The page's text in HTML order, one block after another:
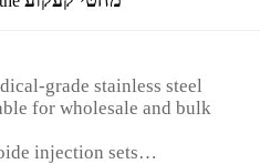
grade stainless steel
for wholesale and bulk
injection sets